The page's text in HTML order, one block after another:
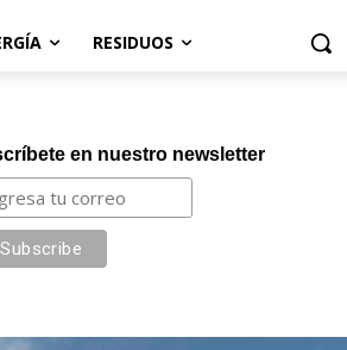
RESIDUOS
en nuestro newsletter